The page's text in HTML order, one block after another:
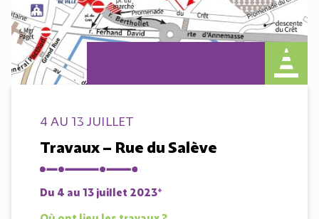
4 AU 13 JUILLET
Travaux – Rue du Salève
Du 4 au 13 juillet 2023*